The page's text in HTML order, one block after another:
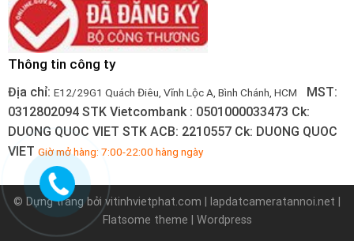
Thông tin công ty
Địa chỉ: E12/29G1 Quách Điêu, Vĩnh Lộc A, Bình Chánh, HCM
MST:
0312802094 STK Vietcombank : 0501000033473 Ck:
DUONG QUOC VIET STK ACB: 2210557 Ck: DUONG QUOC
VIET Giờ mở hàng: 7:00-22:00 hàng ngày
© Dựng trang bởivitinhvietphat.com lapdatcameratannoi.net
Flatsome theme | Wordpress